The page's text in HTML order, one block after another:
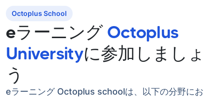
Octoplus School
eラーニング Octoplus
Universityに参加しましょ
う
eラーニング Octoplus schoolは、以下の分野にお